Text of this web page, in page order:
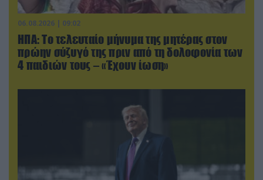
06.08.2026 | 09:02
ΗΠΑ: Το τελευταίο μήνυμα της μητέρας στον
πρώην σύζυγό της πριν από τη δολοφονία των
4 παιδιών τους – «Έχουν ίωση»